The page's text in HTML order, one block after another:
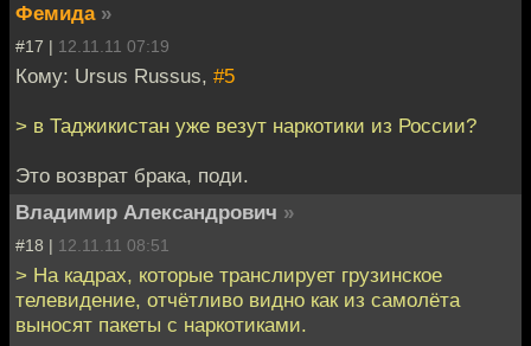
Фемида »
#17 | 12.11.11 07:19
Кому: Ursus Russus, #5
> в Таджикистан уже везут наркотики из России?
Это возврат брака, поди.
Владимир Александрович »
#18 | 12.11.11 08:51
> На кадрах, которые транслирует грузинское
телевидение, отчётливо видно как из самолёта
выносят пакеты с наркотиками.